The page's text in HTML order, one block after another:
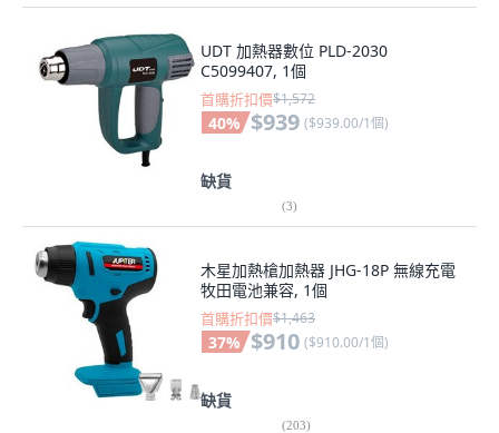
UDT 加熱器數位 PLD-2030
C5099407, 1個
首購折扣價$1,572
40% $939 ($939.00/1個)
缺貨
(3)
木星加熱槍加熱器 JHG-18P 無線充電
牧田電池兼容, 1個
首購折扣價$1,463
37% $910 ($910.00/1個)
缺貨
(203)